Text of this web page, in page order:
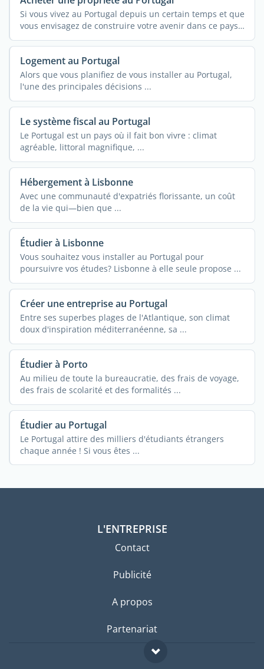
Si vous vivez au Portugal depuis un certain temps et que
vous envisagez de construire votre avenir dans ce pays,
...
Logement au Portugal
Alors que vous planifiez de vous installer au Portugal,
l'une des principales décisions ...
Le système fiscal au Portugal
Le Portugal est un pays où il fait bon vivre : climat
agréable, littoral magnifique, ...
Hébergement à Lisbonne
Avec une communauté d'expatriés florissante, un coût
de la vie qui—bien que ...
Étudier à Lisbonne
Vous souhaitez vous installer au Portugal pour
poursuivre vos études? Lisbonne à elle seule propose ...
Créer une entreprise au Portugal
Entre ses superbes plages de l'Atlantique, son climat
doux d'inspiration méditerranéenne, sa ...
Étudier à Porto
Au milieu de toute la bureaucratie, des frais de voyage,
des frais de scolarité et des formalités ...
Étudier au Portugal
Le Portugal attire des milliers d'étudiants étrangers
chaque année ! Si vous êtes ...
L'ENTREPRISE
Contact
Publicité
A propos
Partenariat